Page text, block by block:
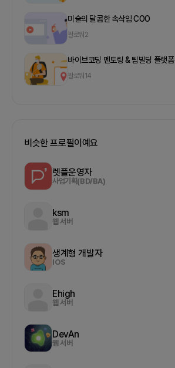
미술의 달콤한 속삭임 COO
팔로워 2
바이브코딩 멘토링 & 팀빌딩 플랫폼
팔로워 14
비슷한 프로필이예요
렛플운영자
사업기획(BD/BA)
ksm
웹 서버
생계형 개발자
IOS
Ehigh
웹 서버
DevAn
웹 서버